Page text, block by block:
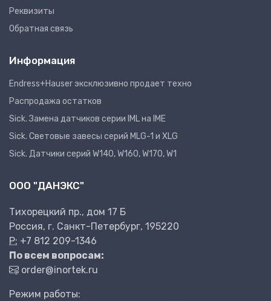
Реквизиты
Обратная связь
Информация
Endress+Hauser эксклюзивно продает техно
Распродажа остатков
Sick. Замена датчиков серии IML на IME
Sick. Световые завесы серий MLG-1 и XLG
Sick. Датчики серий W140, W160, W170, W1
ООО "ДАНЭКС"
Тихорецкий пр., дом 17 Б
Россия, г. Санкт-Петербург, 195220
P: +7 812 209-1346
По всем вопросам:
order@inortek.ru
Режим работы: